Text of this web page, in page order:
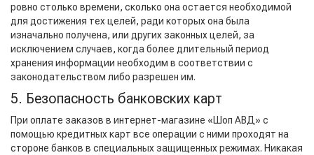
ровно столько времени, сколько она остается необходимой
для достижения тех целей, ради которых она была
изначально получена, или других законных целей, за
исключением случаев, когда более длительный период
хранения информации необходим в соответствии с
законодательством либо разрешен им.
5. Безопасность банковских карт
При оплате заказов в интернет-магазине «Шоп АВД» с
помощью кредитных карт все операции с ними проходят на
стороне банков в специальных защищенных режимах. Никакая